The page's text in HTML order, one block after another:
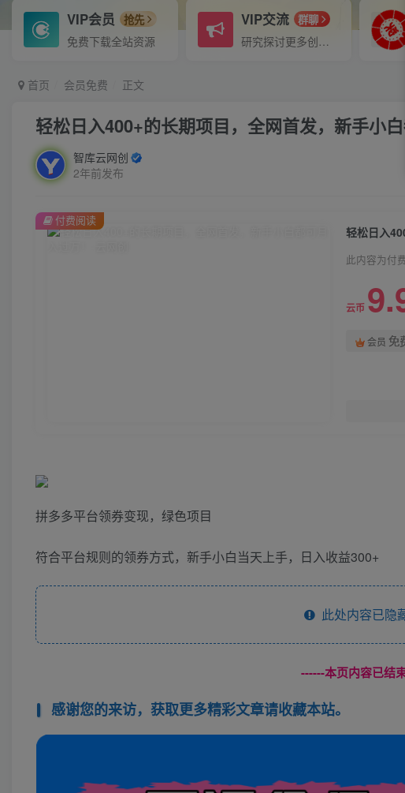
VIP会员 抢先
免费下载全站资源
VIP交流 群聊
研究探讨更多创业项目路子。
首页 会员免费 正文
轻松日入400+的长期项目，全网首发，新手小白
智库云网创
2年前发布
轻松日入
此内容为付
云币
会员 免
付费阅读
拼多多平台领券变现，绿色项目
符合平台规则的领券方式，新手小白当天上手，日入收益300+
此处内容已隐
------本页内容已结
感谢您的来访，获取更多精彩文章请收藏本站。